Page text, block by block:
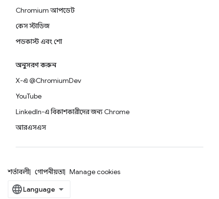
Chromium আপডেট
কেস স্টাডিজ
পডকাস্ট এবং শো
অনুসরণ করুন
X-এ @ChromiumDev
YouTube
LinkedIn-এ বিকাশকারীদের জন্য Chrome
আরএসএস
শর্তাবলী গোপনীয়তা Manage cookies